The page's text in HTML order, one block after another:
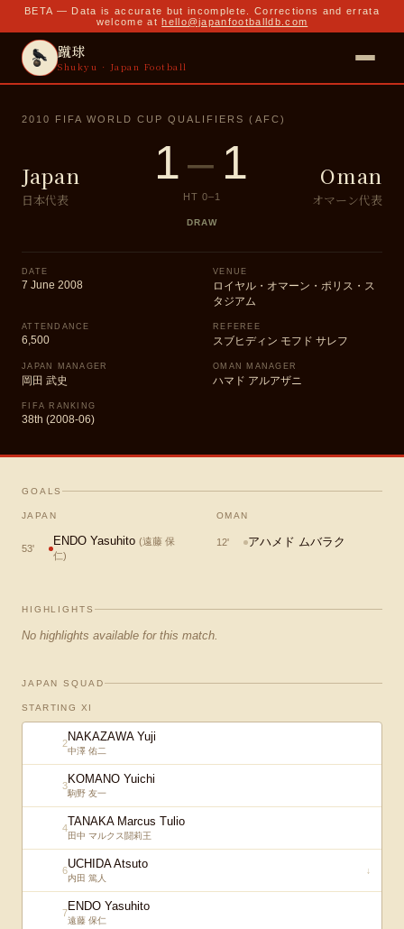
BETA — Data is accurate but incomplete. Corrections and errata
welcome at hello@japanfootballdb.com
蹴球
Shukyu · Japan Football
2010 FIFA WORLD CUP QUALIFIERS (AFC)
Japan
日本代表
1– 1
HT 0–1
DRAW
Oman
オマーン代表
DATE
7 June 2008
VENUE
ロイヤル・オマーン・ポリス・ス
タジアム
ATTENDANCE
6,500
REFEREE
スブヒディン モフド サレフ
JAPAN MANAGER
岡田 武史
OMAN MANAGER
ハマド アルアザニ
FIFA RANKING
38th (2008-06)
GOALS
JAPAN
53'
ENDO Yasuhito (遠藤 保
仁)
OMAN
12' アハメド ムバラク
HIGHLIGHTS
No highlights available for this match.
JAPAN SQUAD
STARTING XI
2NAKAZAWA Yuji
中澤 佑二
3KOMANO Yuichi
駒野 友一
4TANAKA Marcus Tulio
田中 マルクス闘莉王
6UCHIDA Atsuto
内田 篤人
↓
7ENDO Yasuhito
遠藤 保仁